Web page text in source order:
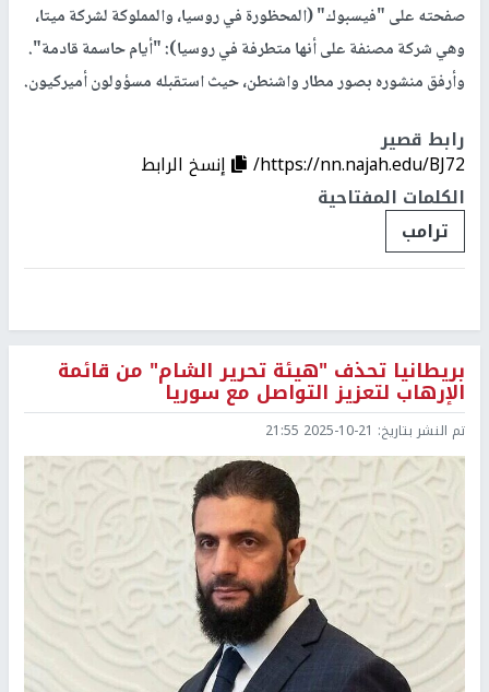
صفحته على "فيسبوك" (المحظورة في روسيا، والمملوكة لشركة ميتا،
وهي شركة مصنفة على أنها متطرفة في روسيا): "أيام حاسمة قادمة".
وأرفق منشوره بصور مطار واشنطن، حيث استقبله مسؤولون أميركيون.
رابط قصير
https://nn.najah.edu/BJ72/
إنسخ الرابط
الكلمات المفتاحية
ترامب
بريطانيا تحذف "هيئة تحرير الشام" من قائمة
الإرهاب لتعزيز التواصل مع سوريا
تم النشر بتاريخ: 2025-10-21 21:55